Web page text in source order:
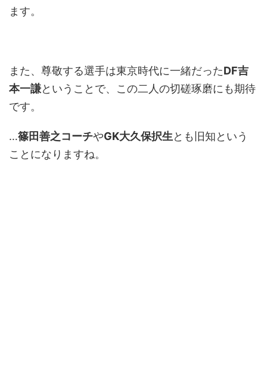
ます。
また、尊敬する選手は東京時代に一緒だったDF吉
本一謙ということで、この二人の切磋琢磨にも期待
です。
…篠田善之コーチやGK大久保択生とも旧知という
ことになりますね。